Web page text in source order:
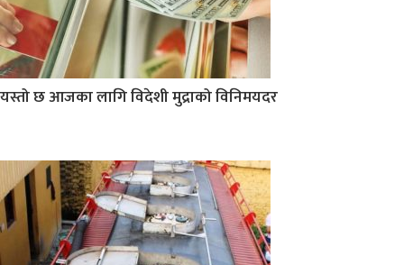
यस्तो छ आजका लागि विदेशी मुद्राको विनिमयदर